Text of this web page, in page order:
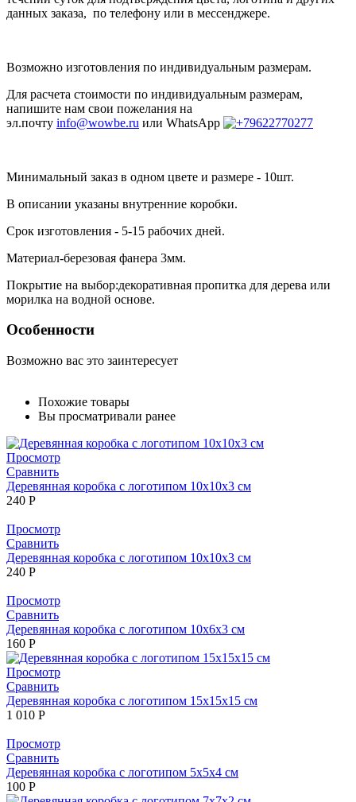
данных заказа, по телефону или в мессенджере.
Возможно изготовления по индивидуальным размерам.
Для расчета стоимости по индивидуальным размерам,
напишите нам свои пожелания на
эл.почту info@wowbe.ru или WhatsApp
Минимальный заказ в одном цвете и размере - 10шт.
В описании указаны внутренние коробки.
Срок изготовления - 5-15 рабочих дней.
Материал-березовая фанера 3мм.
Покрытие на выбор:декоративная пропитка для дерева или
морилка на водной основе.
Особенности
Возможно вас это заинтересует
Похожие товары
Вы просматривали ранее
Просмотр
Сравнить
Деревянная коробка с логотипом 10х10х3 см
240 Р
Просмотр
Сравнить
Деревянная коробка с логотипом 10х10х3 см
240 Р
Просмотр
Сравнить
Деревянная коробка с логотипом 10х6х3 см
160 Р
Просмотр
Сравнить
Деревянная коробка с логотипом 15х15х15 см
1 010 Р
Просмотр
Сравнить
Деревянная коробка с логотипом 5х5х4 см
100 Р